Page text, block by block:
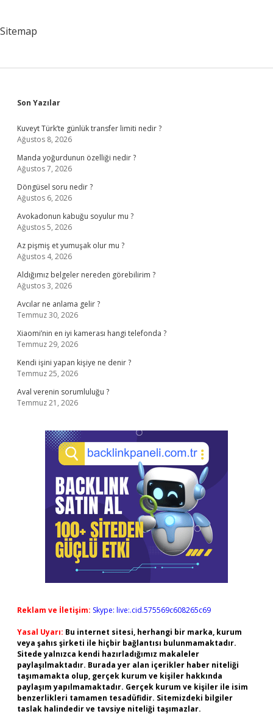
Sitemap
Sidebar
Son Yazılar
Kuveyt Türk’te günlük transfer limiti nedir ?
Ağustos 8, 2026
Manda yoğurdunun özelliği nedir ?
Ağustos 7, 2026
Döngüsel soru nedir ?
Ağustos 6, 2026
Avokadonun kabuğu soyulur mu ?
Ağustos 5, 2026
Az pişmiş et yumuşak olur mu ?
Ağustos 4, 2026
Aldığımız belgeler nereden görebilirim ?
Ağustos 3, 2026
Avcılar ne anlama gelir ?
Temmuz 30, 2026
Xiaomi’nin en iyi kamerası hangi telefonda ?
Temmuz 29, 2026
Kendi işini yapan kişiye ne denir ?
Temmuz 25, 2026
Aval verenin sorumluluğu ?
Temmuz 21, 2026
Reklam ve İletişim: Skype: live:.cid.575569c608265c69
Yasal Uyarı: Bu internet sitesi, herhangi bir marka, kurum
veya şahıs şirketi ile hiçbir bağlantısı bulunmamaktadır.
Sitede yalnızca kendi hazırladığımız makaleler
paylaşılmaktadır. Burada yer alan içerikler haber niteliği
taşımamakta olup, gerçek kurum ve kişiler hakkında
paylaşım yapılmamaktadır. Gerçek kurum ve kişiler ile isim
benzerlikleri tamamen tesadüfidir. Sitemizdeki bilgiler
taslak halindedir ve tavsiye niteliği taşımazlar.